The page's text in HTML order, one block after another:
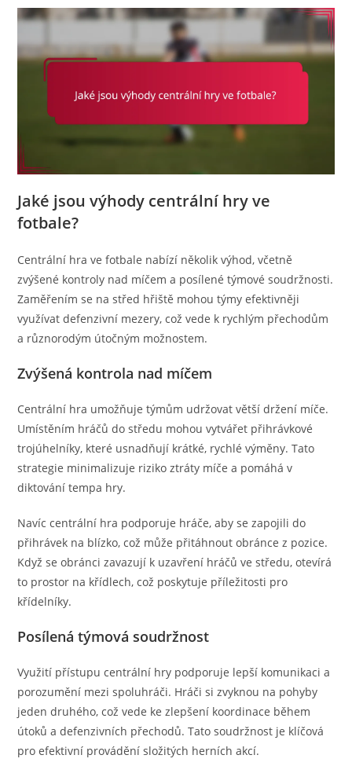
Jaké jsou výhody centrální hry ve
fotbale?
Centrální hra ve fotbale nabízí několik výhod, včetně
zvýšené kontroly nad míčem a posílené týmové soudržnosti.
Zaměřením se na střed hřiště mohou týmy efektivněji
využívat defenzivní mezery, což vede k rychlým přechodům
a různorodým útočným možnostem.
Zvýšená kontrola nad míčem
Centrální hra umožňuje týmům udržovat větší držení míče.
Umístěním hráčů do středu mohou vytvářet přihrávkové
trojúhelníky, které usnadňují krátké, rychlé výměny. Tato
strategie minimalizuje riziko ztráty míče a pomáhá v
diktování tempa hry.
Navíc centrální hra podporuje hráče, aby se zapojili do
přihrávek na blízko, což může přitáhnout obránce z pozice.
Když se obránci zavazují k uzavření hráčů ve středu, otevírá
to prostor na křídlech, což poskytuje příležitosti pro
křídelníky.
Posílená týmová soudržnost
Využití přístupu centrální hry podporuje lepší komunikaci a
porozumění mezi spoluhráči. Hráči si zvyknou na pohyby
jeden druhého, což vede ke zlepšení koordinace během
útoků a defenzivních přechodů. Tato soudržnost je klíčová
pro efektivní provádění složitých herních akcí.